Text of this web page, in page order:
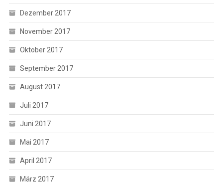
Dezember 2017
November 2017
Oktober 2017
September 2017
August 2017
Juli 2017
Juni 2017
Mai 2017
April 2017
März 2017